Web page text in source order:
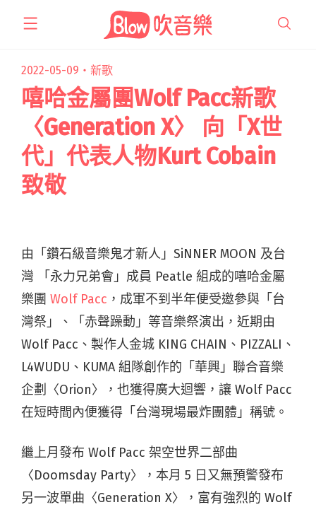
2022-05-09・ 新歌
嘻哈金屬團Wolf Pacc新歌
〈Generation X〉 向「X世
代」代表人物Kurt Cobain
致敬
由「鑽石級音樂鬼才新人」SiNNER MOON 及台
灣 「永力兄弟會」成員 Peatle 組成的嘻哈金屬
樂團 Wolf Pacc ，成軍不到半年便受邀參與「台
灣祭」、「赤聲躁動」等音樂祭演出，近期由
Wolf Pacc、製作人金城 KING CHAIN、PIZZALI、
L4WUDU、KUMA 組隊創作的「華興」聯合音樂
企劃〈Orion〉，也獲得廣大迴響，讓 Wolf Pacc
在短時間內便獲得「台灣現場最炸團體」稱號。
繼上月發布 Wolf Pacc 架空世界二部曲
〈Doomsday Party〉，本月 5 日又無預警發布
另一波單曲〈Generation X〉，富有強烈的 Wolf